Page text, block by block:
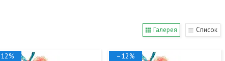
Галерея Список
–12%